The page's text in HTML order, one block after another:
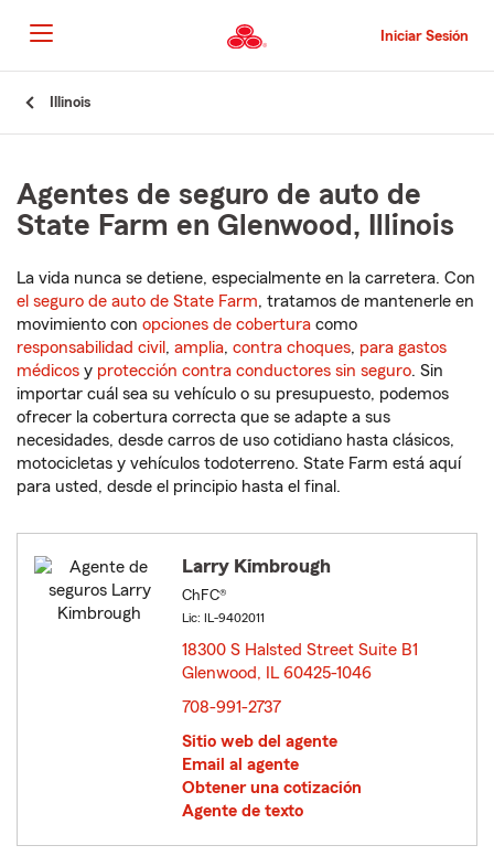
al
contenido
principal
Iniciar Sesión
Illinois
Agentes de seguro de auto de
State Farm en Glenwood, Illinois
La vida nunca se detiene, especialmente en la carretera. Con
el seguro de auto de State Farm, tratamos de mantenerle en
movimiento con opciones de cobertura como
responsabilidad civil , amplia, contra choques, para gastos
médicos y protección contra conductores sin seguro. Sin
importar cuál sea su vehículo o su presupuesto, podemos
ofrecer la cobertura correcta que se adapte a sus
necesidades, desde carros de uso cotidiano hasta clásicos,
motocicletas y vehículos todoterreno. State Farm está aquí
para usted, desde el principio hasta el final.
Larry Kimbrough
ChFC®
Lic: IL-9402011
18300 S Halsted Street Suite B1
Glenwood, IL 60425-1046
708-991-2737
Sitio web del agente
Email al agente
Obtener una cotización
Agente de texto